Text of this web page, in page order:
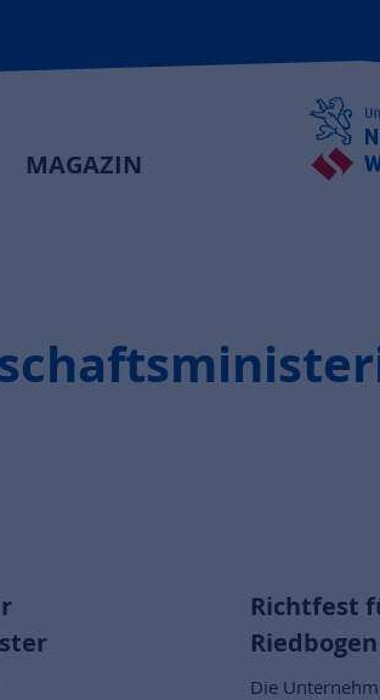
MAGAZIN
Richtfest
Riedbogen
Die